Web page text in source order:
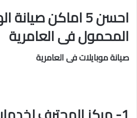
احسن 5 اماكن
المحمول فى العامرية
صيانة موبايلات فى العامرية